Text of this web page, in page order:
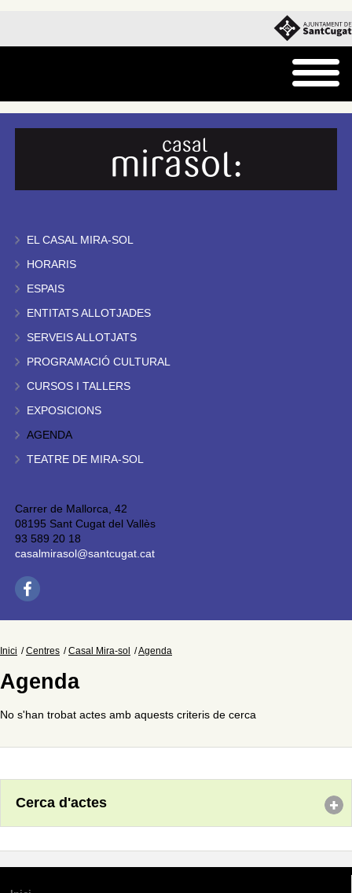
EL CASAL MIRA-SOL
HORARIS
ESPAIS
ENTITATS ALLOTJADES
SERVEIS ALLOTJATS
PROGRAMACIÓ CULTURAL
CURSOS I TALLERS
EXPOSICIONS
AGENDA
TEATRE DE MIRA-SOL
Carrer de Mallorca, 42
08195 Sant Cugat del Vallès
93 589 20 18
casalmirasol@santcugat.cat
Inici Centres Casal Mira-sol Agenda
Agenda
No s'han trobat actes amb aquests criteris de cerca
Cerca d'actes